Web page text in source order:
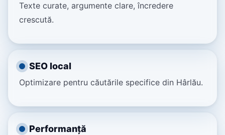
Texte curate, argumente clare, încredere
crescută.
SEO local
Optimizare pentru căutările specifice din Hârlău.
Performanță